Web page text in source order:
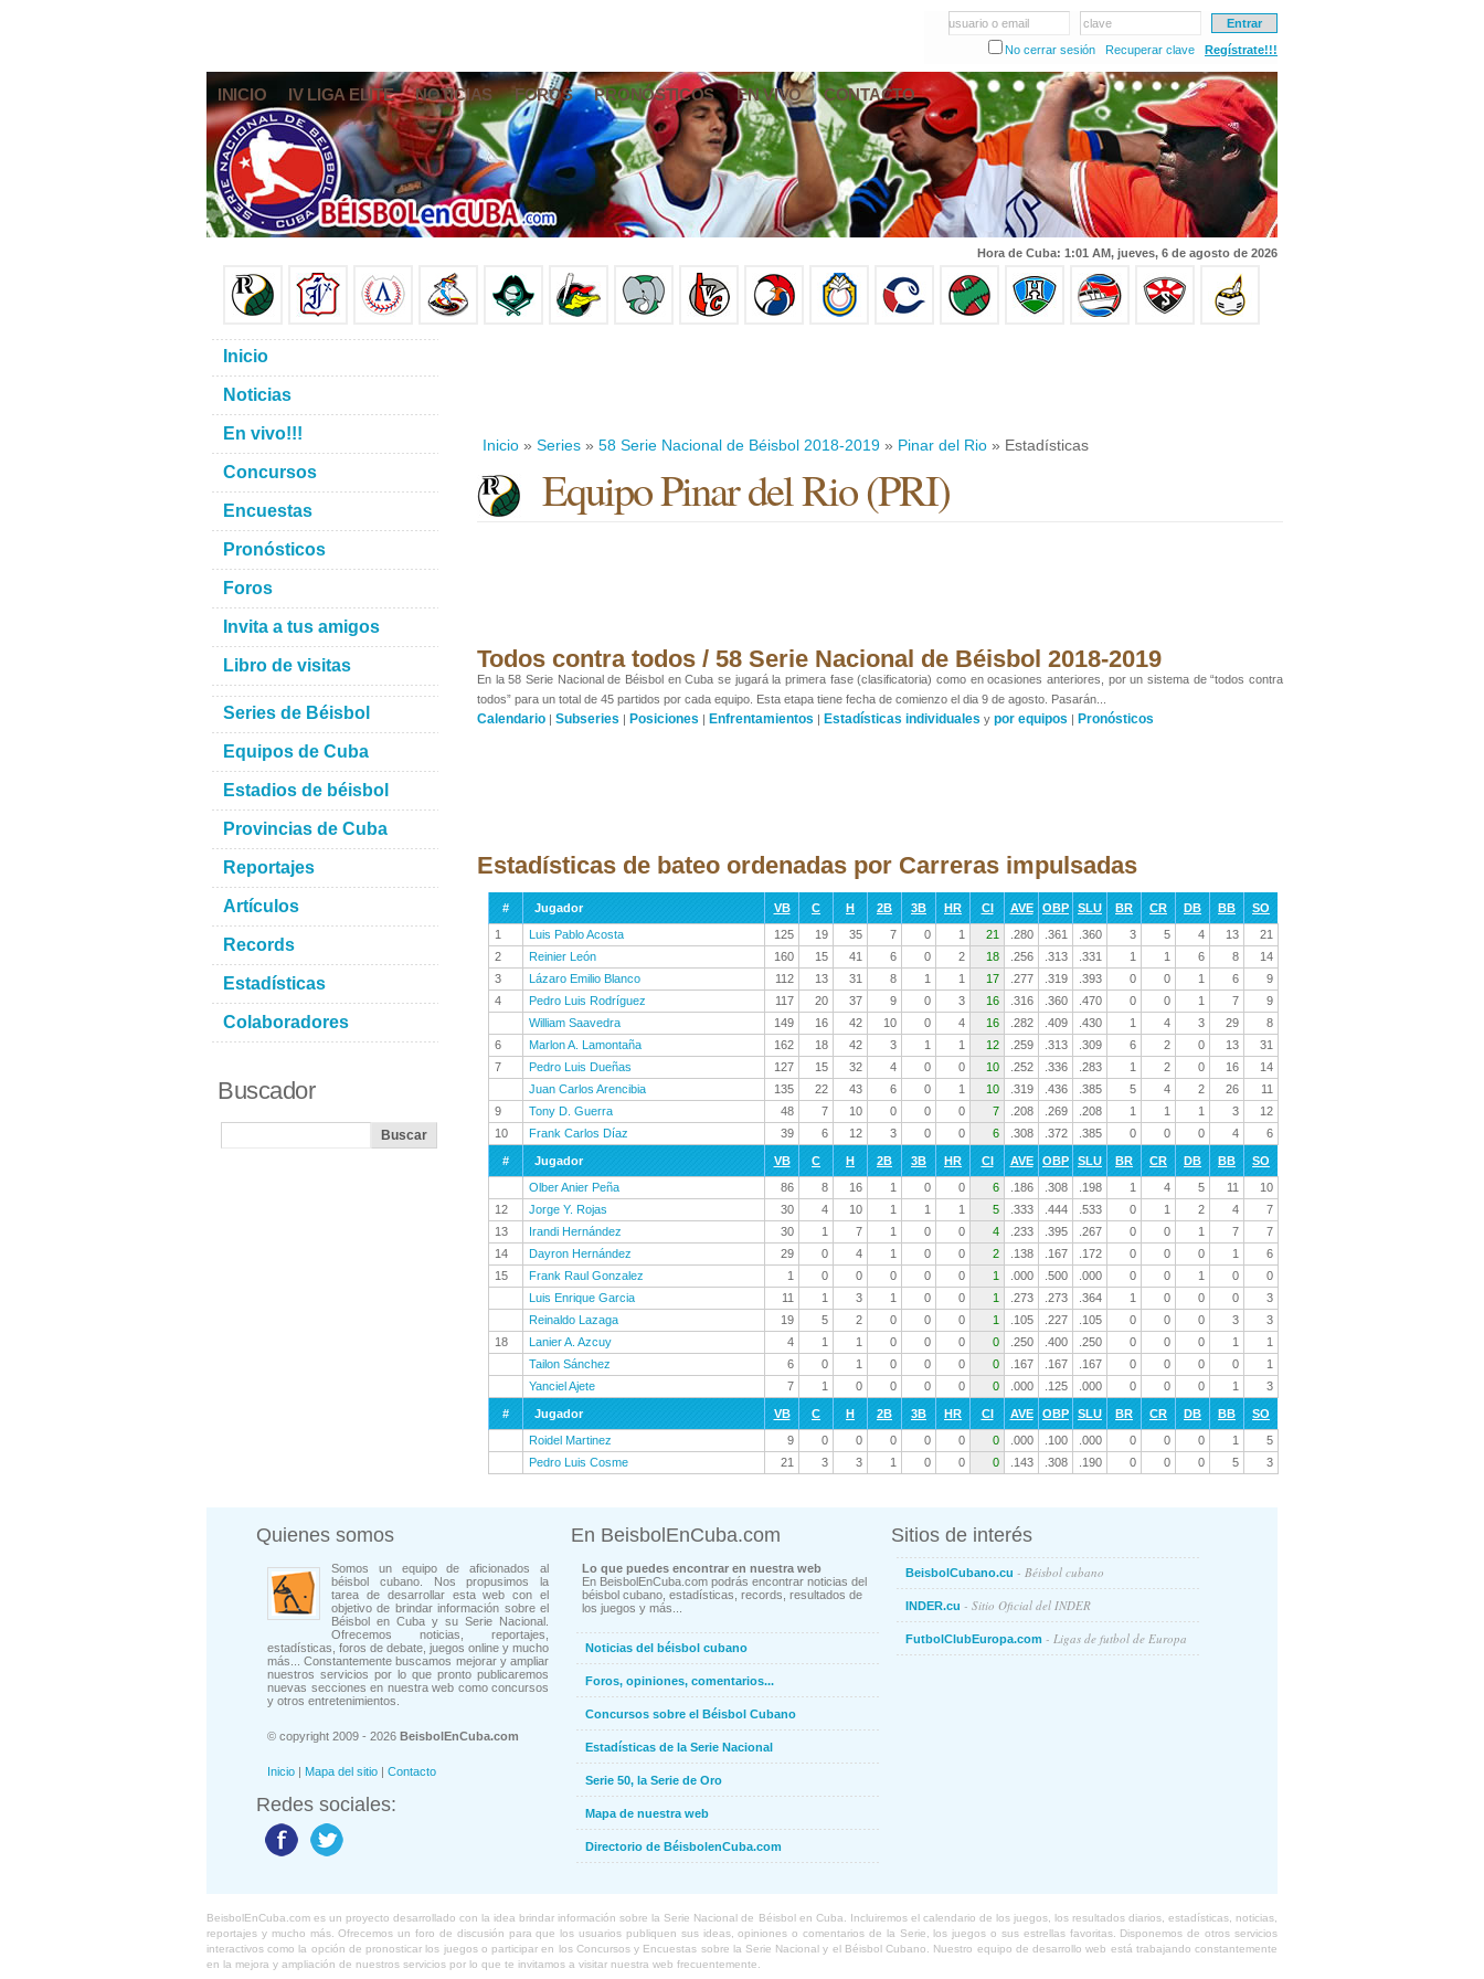
usuario o email
clave
No cerrar sesión
Recuperar clave Regístrate!!!
INICIO IV LIGA ELITE NOTICIAS FOROS PRONÓSTICOS EN VIVO CONTACTO
Hora de Cuba: 1:01 AM, jueves, 6 de agosto de 2026
Inicio » Series » 58 Serie Nacional de Béisbol 2018-2019 » Pinar del Rio » Estadísticas
Equipo Pinar del Rio (PRI)
Todos contra todos / 58 Serie Nacional de Béisbol 2018-2019
En la 58 Serie Nacional de Béisbol en Cuba se jugará la primera fase (clasificatoria) como en ocasiones anteriores, por un sistema de “todos contra
todos” para un total de 45 partidos por cada equipo. Esta etapa tiene fecha de comienzo el dia 9 de agosto. Pasarán...
Calendario | Subseries | Posiciones | Enfrentamientos | Estadísticas individuales y por equipos | Pronósticos
Estadísticas de bateo ordenadas por Carreras impulsadas
# Jugador VB C H 2B 3B HR CI AVE OBP SLU BR CR DB BB
SO
1
Luis Pablo Acosta 125 19 35 7 0 1 21 .280 .361 .360 3 5 4 13
21
2
Reinier León 160 15 41 6 0 2 18 .256 .313 .331 1 1 6 8
14
3
Lázaro Emilio Blanco 112 13 31 8 1 1 17 .277 .319 .393 0 0 1 6
9
4
Pedro Luis Rodríguez 117 20 37 9 0 3 16 .316 .360 .470 0 0 1 7
9
William Saavedra
149 16 42 10 0 4 16 .282 .409 .430 1 4 3 29
8
6
Marlon A. Lamontaña 162 18 42 3 1 1 12 .259 .313 .309 6 2 0 13
31
7
Pedro Luis Dueñas 127 15 32 4 0 0 10 .252 .336 .283 1 2 0 16
14
Juan Carlos Arencibia
135 22 43 6 0 1 10 .319 .436 .385 5 4 2 26
11
9
Tony D. Guerra 48 7 10 0 0 0 7 .208 .269 .208 1 1 1 3
12
10
Frank Carlos Díaz 39 6 12 3 0 0 6 .308 .372 .385 0 0 0 4 6
# Jugador VB C H 2B 3B HR CI AVE OBP SLU BR CR DB BB
SO
Olber Anier Peña
86 8 16 1 0 0 6 .186 .308 .198 1 4 5 11
10
12
Jorge Y. Rojas 30 4 10 1 1 1 5 .333 .444 .533 0 1 2 4
7
13
Irandi Hernández 30 1 7 1 0 0 4 .233 .395 .267 0 0 1 7
7
14
Dayron Hernández 29 0 4 1 0 0 2 .138 .167 .172 0 0 0 1
6
15
Frank Raul Gonzalez 1 0 0 0 0 0 1 .000 .500 .000 0 0 1 0
0
Luis Enrique Garcia
11 1 3 1 0 0 1 .273 .273 .364 1 0 0 0
3
Reinaldo Lazaga
19 5 2 0 0 0 1 .105 .227 .105 0 0 0 3
3
18
Lanier A. Azcuy 4 1 1 0 0 0 0 .250 .400 .250 0 0 0 1
1
Tailon Sánchez
6 0 1 0 0 0 0 .167 .167 .167 0 0 0 0
1
Yanciel Ajete
7 1 0 0 0 0 0 .000 .125 .000 0 0 0 1 3
# Jugador VB C H 2B 3B HR CI AVE OBP SLU BR CR DB BB
SO
Roidel Martinez
9 0 0 0 0 0 0 .000 .100 .000 0 0 0 1
5
Pedro Luis Cosme
21 3 3 1 0 0 0 .143 .308 .190 0 0 0 5 3
Inicio
Noticias
En vivo!!!
Concursos
Encuestas
Pronósticos
Foros
Invita a tus amigos
Libro de visitas
Series de Béisbol
Equipos de Cuba
Estadios de béisbol
Provincias de Cuba
Reportajes
Artículos
Records
Estadísticas
Colaboradores
Buscador
Quienes somos
Somos un equipo de aficionados al
béisbol cubano. Nos propusimos la
tarea de desarrollar esta web con el
objetivo de brindar información sobre el
Béisbol en Cuba y su Serie Nacional.
Ofrecemos noticias, reportajes,
estadísticas, foros de debate, juegos online y mucho
más... Constantemente buscamos mejorar y ampliar
nuestros servicios por lo que pronto publicaremos
nuevas secciones en nuestra web como concursos
y otros entretenimientos.
© copyright 2009 - 2026 BeisbolEnCuba.com
Inicio | Mapa del sitio | Contacto
Redes sociales:
En BeisbolEnCuba.com
Lo que puedes encontrar en nuestra web
En BeisbolEnCuba.com podrás encontrar noticias del
béisbol cubano, estadísticas, records, resultados de
los juegos y más...
Noticias del béisbol cubano
Foros, opiniones, comentarios...
Concursos sobre el Béisbol Cubano
Estadísticas de la Serie Nacional
Serie 50, la Serie de Oro
Mapa de nuestra web
Directorio de BéisbolenCuba.com
Sitios de interés
BeisbolCubano.cu - Béisbol cubano
INDER.cu - Sitio Oficial del INDER
FutbolClubEuropa.com - Ligas de futbol de Europa
BeisbolEnCuba.com es un proyecto desarrollado con la idea brindar información sobre la Serie Nacional de Béisbol en Cuba. Incluiremos el calendario de los juegos, los resultados diarios, estadísticas, noticias,
reportajes y mucho más. Ofrecemos un foro de discusión para que los usuarios publiquen sus ideas, opiniones o comentarios de la Serie, los juegos o sus estrellas favoritas. Disponemos de otros servicios
interactivos como la opción de pronosticar los juegos o participar en los Concursos y Encuestas sobre la Serie Nacional y el Béisbol Cubano. Nuestro equipo de desarrollo web está trabajando constantemente
en la mejora y ampliación de nuestros servicios por lo que te invitamos a visitar nuestra web frecuentemente.